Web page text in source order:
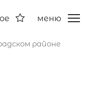
меню
районе